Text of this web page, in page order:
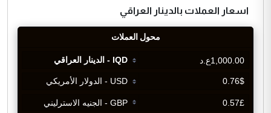
اسعار العملات بالدينار العراقي